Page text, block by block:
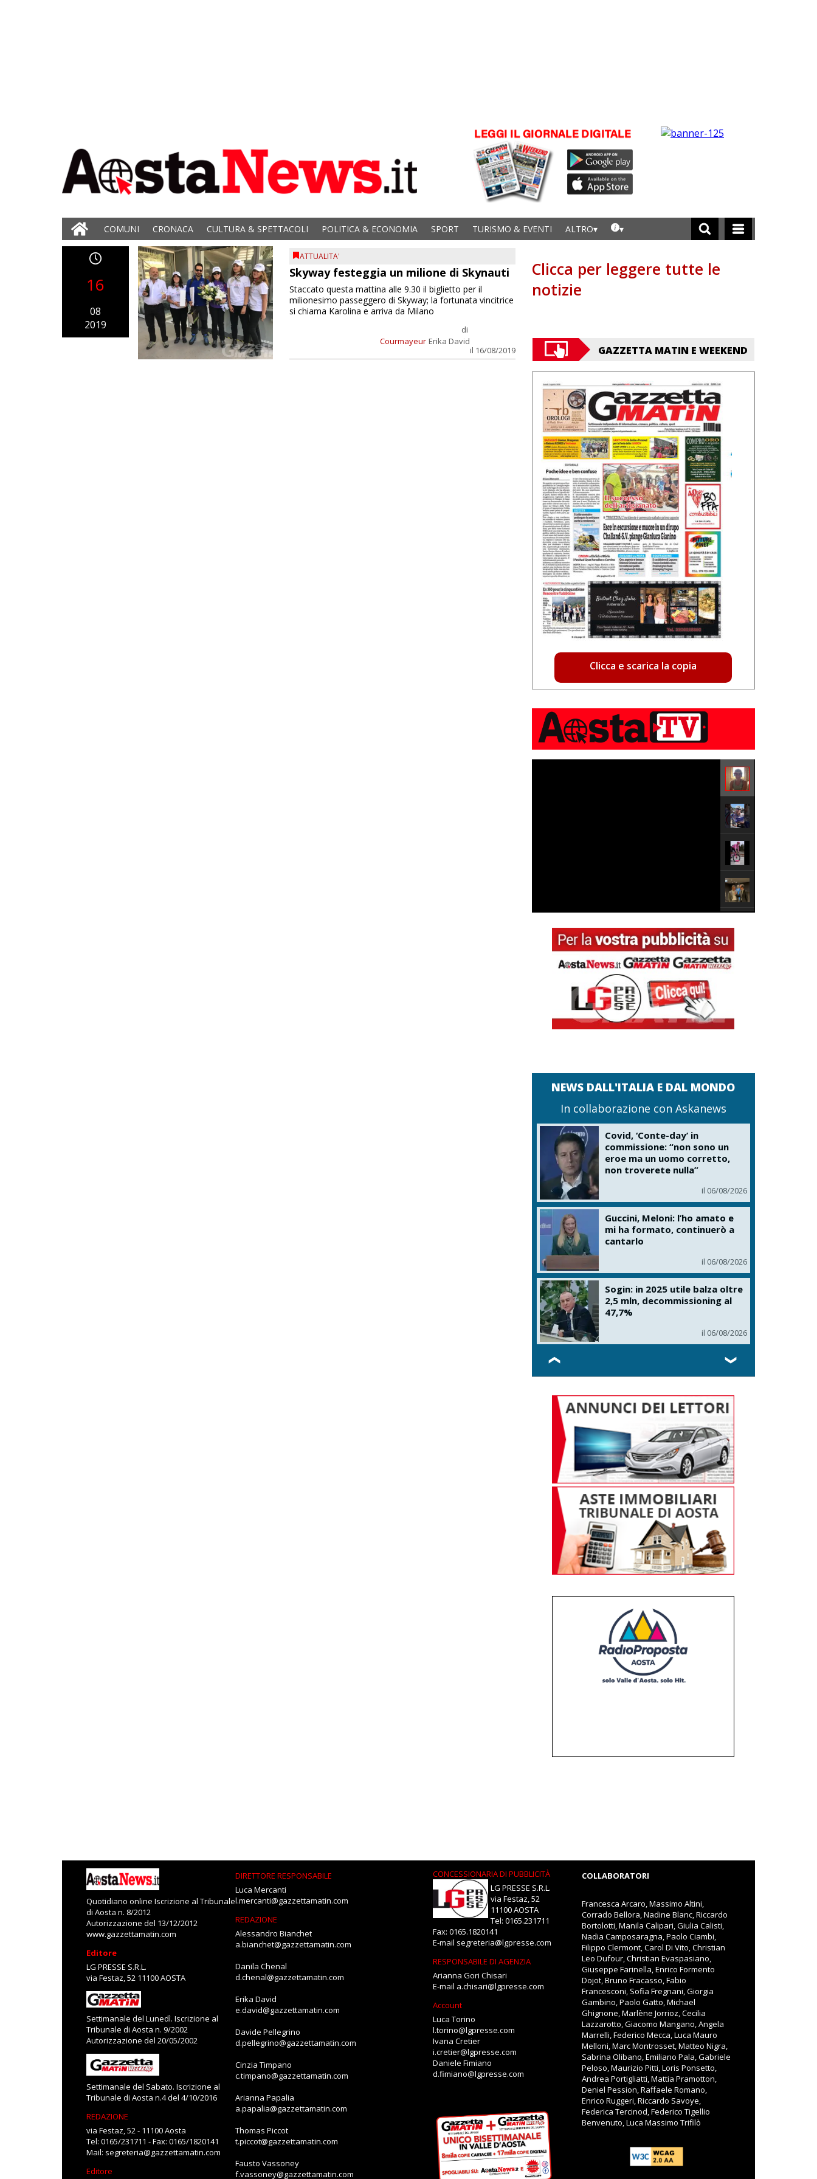
COMUNI CRONACA CULTURA & SPETTACOLI POLITICA & ECONOMIA SPORT TURISMO & EVENTI ALTRO
16
08
2019
ATTUALITA'
Skyway festeggia un milione di Skynauti
Courmayeur
di
Erika David
il 16/08/2019
Staccato questa mattina alle 9.30 il biglietto per il
milionesimo passeggero di Skyway; la fortunata vincitrice
si chiama Karolina e arriva da Milano
Clicca per leggere tutte le
notizie
GAZZETTA MATIN E WEEKEND
Clicca e scarica la copia
NEWS DALL'ITALIA E DAL MONDO
In collaborazione con Askanews
Covid, ‘Conte-day’ in
commissione: “non sono un
eroe ma un uomo corretto,
non troverete nulla”
il 06/08/2026
Guccini, Meloni: l’ho amato e
mi ha formato, continuerò a
cantarlo
il 06/08/2026
Sogin: in 2025 utile balza oltre
2,5 mln, decommissioning al
47,7%
il 06/08/2026
❮ ❯
Quotidiano online Iscrizione al Tribunale
di Aosta n. 8/2012
Autorizzazione del 13/12/2012
www.gazzettamatin.com
Editore
LG PRESSE S.R.L.
via Festaz, 52 11100 AOSTA
Settimanale del Lunedì. Iscrizione al
Tribunale di Aosta n. 9/2002
Autorizzazione del 20/05/2002
Settimanale del Sabato. Iscrizione al
Tribunale di Aosta n.4 del 4/10/2016
REDAZIONE
via Festaz, 52 - 11100 Aosta
Tel: 0165/231711 - Fax: 0165/1820141
Mail: segreteria@gazzettamatin.com
Editore
DIRETTORE RESPONSABILE
Luca Mercanti
l.mercanti@gazzettamatin.com
REDAZIONE
Alessandro Bianchet
a.bianchet@gazzettamatin.com
Danila Chenal
d.chenal@gazzettamatin.com
Erika David
e.david@gazzettamatin.com
Davide Pellegrino
d.pellegrino@gazzettamatin.com
Cinzia Timpano
c.timpano@gazzettamatin.com
Arianna Papalia
a.papalia@gazzettamatin.com
Thomas Piccot
t.piccot@gazzettamatin.com
Fausto Vassoney
f.vassoney@gazzettamatin.com
CONCESSIONARIA DI PUBBLICITÀ
LG PRESSE S.R.L.
via Festaz, 52
11100 AOSTA
Tel: 0165.231711
Fax: 0165.1820141
E-mail segreteria@lgpresse.com
RESPONSABILE DI AGENZIA
Arianna Gori Chisari
E-mail a.chisari@lgpresse.com
Account
Luca Torino
l.torino@lgpresse.com
Ivana Cretier
i.cretier@lgpresse.com
Daniele Fimiano
d.fimiano@lgpresse.com
COLLABORATORI
Francesca Arcaro, Massimo Altini,
Corrado Bellora, Nadine Blanc, Riccardo
Bortolotti, Manila Calipari, Giulia Calisti,
Nadia Camposaragna, Paolo Ciambi,
Filippo Clermont, Carol Di Vito, Christian
Leo Dufour, Christian Evaspasiano,
Giuseppe Farinella, Enrico Formento
Dojot, Bruno Fracasso, Fabio
Francesconi, Sofia Fregnani, Giorgia
Gambino, Paolo Gatto, Michael
Ghignone, Marlène Jorrioz, Cecilia
Lazzarotto, Giacomo Mangano, Angela
Marrelli, Federico Mecca, Luca Mauro
Melloni, Marc Montrosset, Matteo Nigra,
Sabrina Olibano, Emiliano Pala, Gabriele
Peloso, Maurizio Pitti, Loris Ponsetto,
Andrea Portigliatti, Mattia Pramotton,
Deniel Pession, Raffaele Romano,
Enrico Ruggeri, Riccardo Savoye,
Federica Tercinod, Federico Tigellio
Benvenuto, Luca Massimo Trifilò